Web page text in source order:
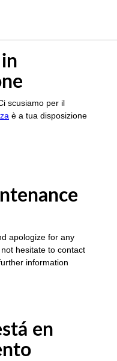
scusiamo per il
è a tua disposizione
apologize for any
hesitate to contact
information
en